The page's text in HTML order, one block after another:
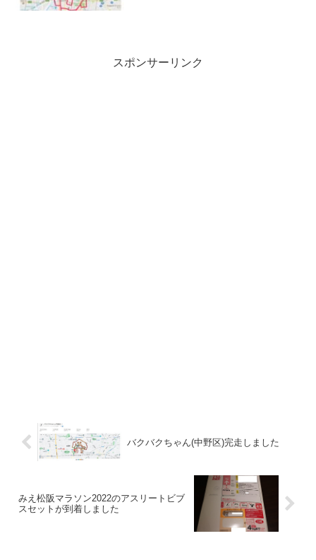
スポンサーリンク
バクバクちゃん(中野区)完走しました
みえ松阪マラソン2022のアスリートビブ
スセットが到着しました